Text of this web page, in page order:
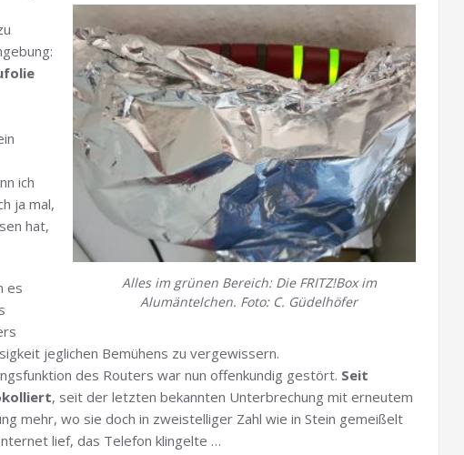
Alles im grünen Bereich: Die FRITZ!Box im
Alumäntelchen. Foto: C. Güdelhöfer
ich
ja mal,
hat,
es
jeglichen Bemühens zu vergewissern.
des Routers war nun offenkundig gestört. Seit
, seit der letzten bekannten Unterbrechung mit erneutem
mehr, wo sie doch in zweistelliger Zahl wie in Stein gemeißelt
lief, das Telefon klingelte …